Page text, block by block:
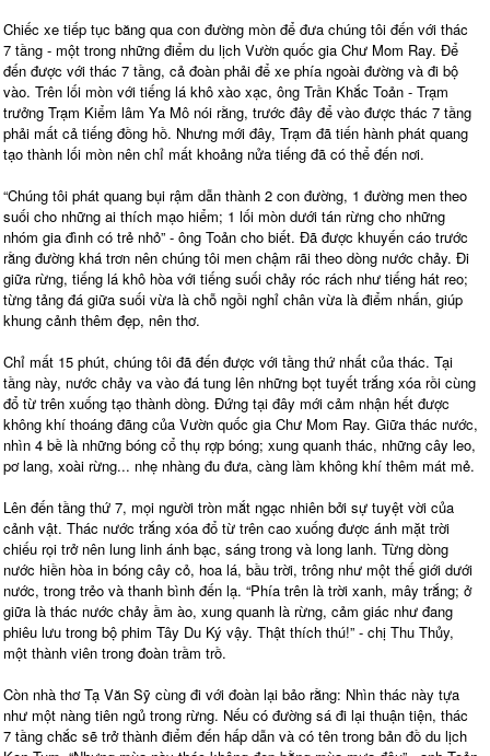
Chiếc xe tiếp tục băng qua con đường mòn để đưa chúng tôi đến với thác
7 tầng - một trong những điểm du lịch Vườn quốc gia Chư Mom Ray. Để
đến được với thác 7 tầng, cả đoàn phải để xe phía ngoài đường và đi bộ
vào. Trên lối mòn với tiếng lá khô xào xạc, ông Trần Khắc Toản - Trạm
trưởng Trạm Kiểm lâm Ya Mô nói rằng, trước đây để vào được thác 7 tầng
phải mất cả tiếng đồng hồ. Nhưng mới đây, Trạm đã tiến hành phát quang
tạo thành lối mòn nên chỉ mất khoảng nửa tiếng đã có thể đến nơi.
“Chúng tôi phát quang bụi rậm dẫn thành 2 con đường, 1 đường men theo
suối cho những ai thích mạo hiểm; 1 lối mòn dưới tán rừng cho những
nhóm gia đình có trẻ nhỏ” - ông Toản cho biết. Đã được khuyến cáo trước
rằng đường khá trơn nên chúng tôi men chậm rãi theo dòng nước chảy. Đi
giữa rừng, tiếng lá khô hòa với tiếng suối chảy róc rách như tiếng hát reo;
từng tảng đá giữa suối vừa là chỗ ngồi nghỉ chân vừa là điểm nhấn, giúp
khung cảnh thêm đẹp, nên thơ.
Chỉ mất 15 phút, chúng tôi đã đến được với tầng thứ nhất của thác. Tại
tầng này, nước chảy va vào đá tung lên những bọt tuyết trắng xóa rồi cùng
đổ từ trên xuống tạo thành dòng. Đứng tại đây mới cảm nhận hết được
không khí thoáng đãng của Vườn quốc gia Chư Mom Ray. Giữa thác nước,
nhìn 4 bề là những bóng cổ thụ rợp bóng; xung quanh thác, những cây leo,
pơ lang, xoài rừng... nhẹ nhàng đu đưa, càng làm không khí thêm mát mẻ.
Lên đến tầng thứ 7, mọi người tròn mắt ngạc nhiên bởi sự tuyệt vời của
cảnh vật. Thác nước trắng xóa đổ từ trên cao xuống được ánh mặt trời
chiếu rọi trở nên lung linh ánh bạc, sáng trong và long lanh. Từng dòng
nước hiền hòa in bóng cây cỏ, hoa lá, bầu trời, trông như một thế giới dưới
nước, trong trẻo và thanh bình đến lạ. “Phía trên là trời xanh, mây trắng; ở
giữa là thác nước chảy ầm ào, xung quanh là rừng, cảm giác như đang
phiêu lưu trong bộ phim Tây Du Ký vậy. Thật thích thú!” - chị Thu Thủy,
một thành viên trong đoàn trầm trồ.
Còn nhà thơ Tạ Văn Sỹ cùng đi với đoàn lại bảo rằng: Nhìn thác này tựa
như một nàng tiên ngủ trong rừng. Nếu có đường sá đi lại thuận tiện, thác
7 tầng chắc sẽ trở thành điểm đến hấp dẫn và có tên trong bản đồ du lịch